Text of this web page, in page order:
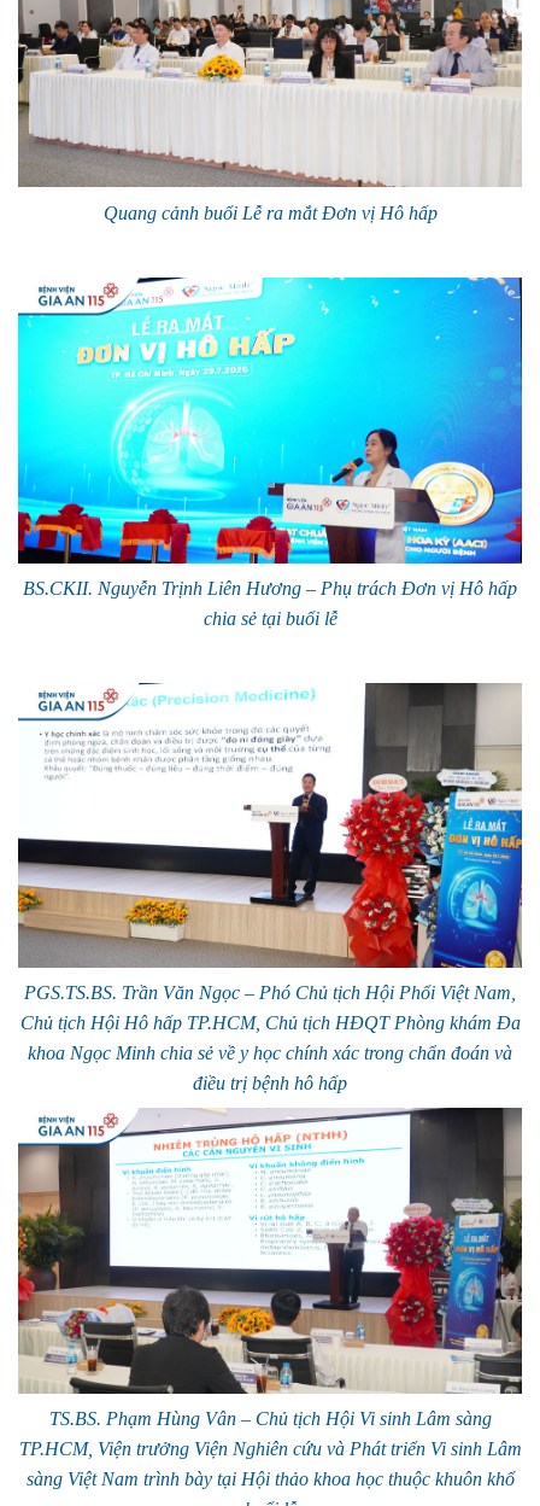
Quang cảnh buổi Lễ ra mắt Đơn vị Hô hấp
BS.CKII. Nguyễn Trịnh Liên Hương – Phụ trách Đơn vị Hô hấp
chia sẻ tại buổi lễ
PGS.TS.BS. Trần Văn Ngọc – Phó Chủ tịch Hội Phổi Việt Nam,
Chủ tịch Hội Hô hấp TP.HCM, Chủ tịch HĐQT Phòng khám Đa
khoa Ngọc Minh chia sẻ về y học chính xác trong chẩn đoán và
điều trị bệnh hô hấp
TS.BS. Phạm Hùng Vân – Chủ tịch Hội Vi sinh Lâm sàng
TP.HCM, Viện trưởng Viện Nghiên cứu và Phát triển Vi sinh Lâm
sàng Việt Nam trình bày tại Hội thảo khoa học thuộc khuôn khổ